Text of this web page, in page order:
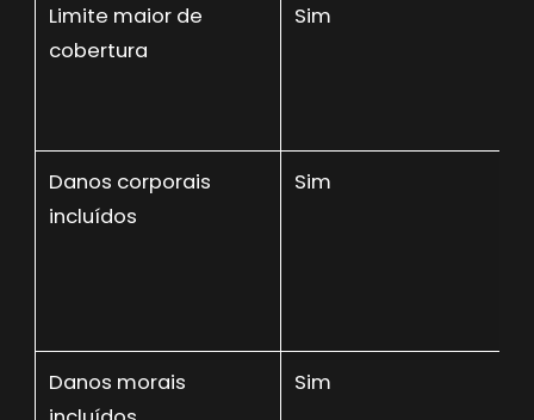
Limite maior de
cobertura
Sim
Danos corporais
incluídos
Sim
Danos morais
Sim